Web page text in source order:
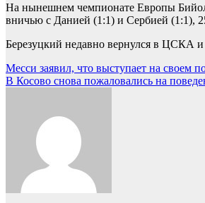
На нынешнем чемпионате Европы
вничью с Данией (1:1) и Сербией (1:1),
Березуцкий недавно вернулся в ЦСКА
Навигация
по
Месси заявил, что выступает на
В Косово снова пожаловались на